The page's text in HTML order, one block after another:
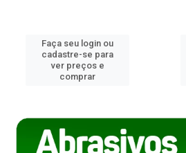
Faça seu login ou
cadastre-se para
ver preços e
comprar